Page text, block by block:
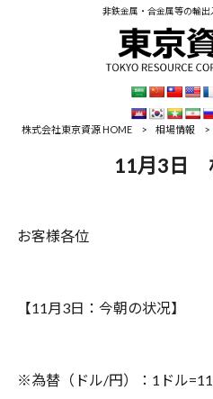
非鉄金属・合金属等の輸
株式会社東京資源 HOME > 相場情報 >
11月3日
お客様各位
【11 月3日：‪今朝の状况】
※為替（ドル/円）： 1 ドル